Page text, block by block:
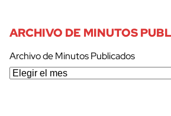
ARCHIVO DE MINUTOS
Archivo de Minutos Publicados